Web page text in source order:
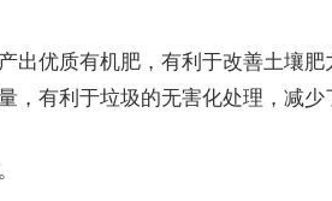
优质有机肥，有利于改善土壤肥
，有利于垃圾的无害化处理，减少